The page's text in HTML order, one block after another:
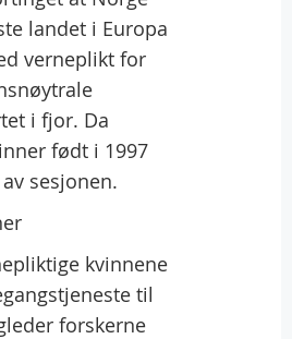
landet i Europa
verneplikt for
i fjor. Da
født i 1997
sesjonen.
kvinnene
til
forskerne